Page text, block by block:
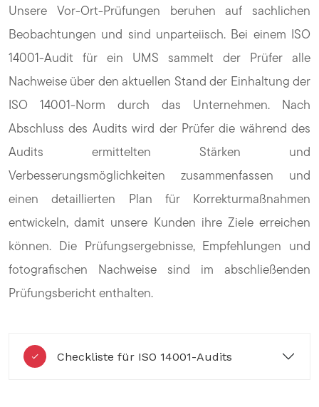
Unsere Vor-Ort-Prüfungen beruhen auf sachlichen
Beobachtungen und sind unparteiisch. Bei einem ISO
14001-Audit für ein UMS sammelt der Prüfer alle
Nachweise über den aktuellen Stand der Einhaltung der
ISO 14001-Norm durch das Unternehmen. Nach
Abschluss des Audits wird der Prüfer die während des
Audits ermittelten Stärken und
Verbesserungsmöglichkeiten zusammenfassen und
einen detaillierten Plan für Korrekturmaßnahmen
entwickeln, damit unsere Kunden ihre Ziele erreichen
können. Die Prüfungsergebnisse, Empfehlungen und
fotografischen Nachweise sind im abschließenden
Prüfungsbericht enthalten.
Checkliste für ISO 14001-Audits